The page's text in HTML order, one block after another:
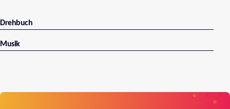
doch der gefällt plötzlich der Oma nicht. Höchste Zeit
also, dass sich drei Damengenerationen unverblümt
aussprechen.
Drehbuch
Musik